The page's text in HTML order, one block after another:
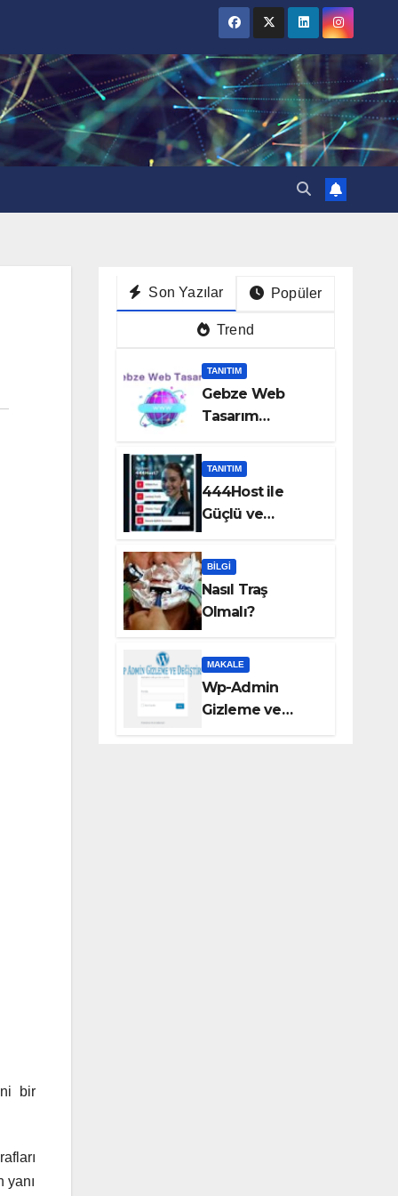
bir
yanı
Son Yazılar Popüler
Trend
TANITIM
Gebze Web
Tasarım
Bilişim’de!
TANITIM
444Host ile
Güçlü ve
Güvenilir VDS
Sunucu
Çözümleri
BILGI
Nasıl Traş
Olmalı?
MAKALE
Wp-Admin
Gizleme ve